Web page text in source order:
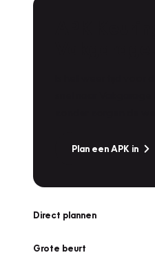
Plan een APK in
Direct plannen
Grote beurt